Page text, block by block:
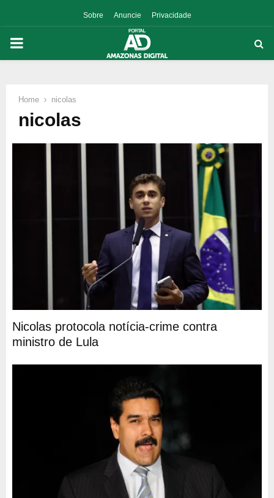
Sobre Anuncie Privacidade
PRIMARY
Home nicolas
nicolas
Nicolas protocola notícia-crime contra
ministro de Lula